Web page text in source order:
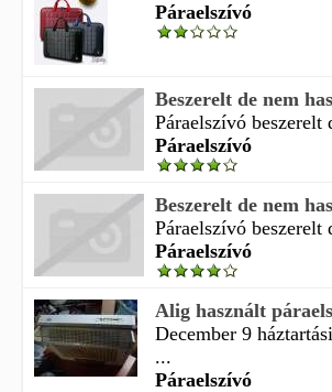
Páraelszívó
Beszerelt de nem
Páraelszívó
Páraelszívó
Beszerelt de nem
Páraelszívó
Páraelszívó
Alig használt
December 9
...
Páraelszívó